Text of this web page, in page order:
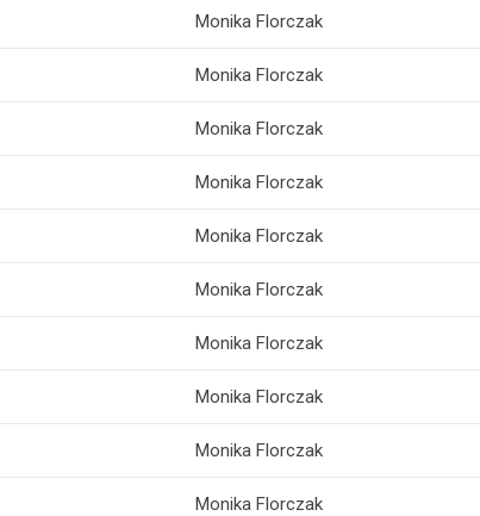
Monika Florczak
Monika Florczak
Monika Florczak
Monika Florczak
Monika Florczak
Monika Florczak
Monika Florczak
Monika Florczak
Monika Florczak
Monika Florczak